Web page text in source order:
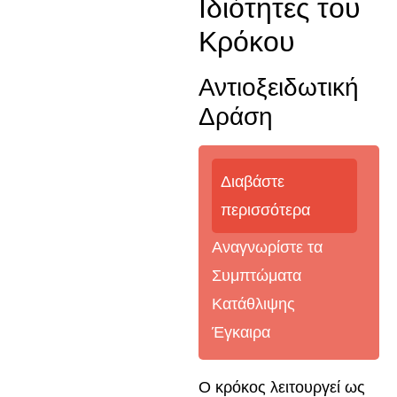
Ιδιότητες του
Κρόκου
Αντιοξειδωτική
Δράση
Διαβάστε
περισσότερα
Αναγνωρίστε τα
Συμπτώματα
Κατάθλιψης
Έγκαιρα
Ο κρόκος λειτουργεί ως